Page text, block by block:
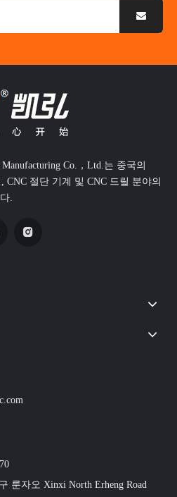
Manufacturing Co.，Ltd.는 중국의
CNC 절단 기계 및 CNC 드릴 분야의
.
룬자오 Xinxi North Erheng Road